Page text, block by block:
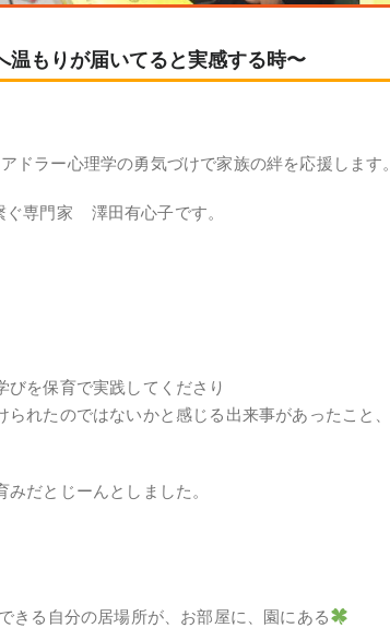
もりが届いてると実感する時〜
ラー心理学の勇気づけで家族の絆を応援します。
専門家 澤田有心子です。
を保育で実践してくださり
れたのではないかと感じる出来事があったこと、
だとじーんとしました。
る自分の居場所が、お部屋に、園にある